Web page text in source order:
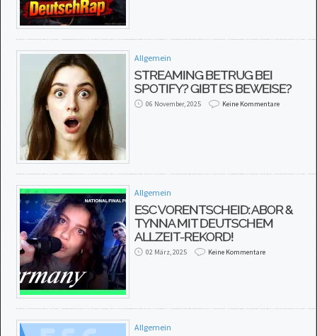
Allgemein
STREAMING BETRUG BEI
SPOTIFY? GIBT ES BEWEISE?
06 November, 2025 Keine Kommentare
Allgemein
ESC VORENTSCHEID: ABOR &
TYNNA MIT DEUTSCHEM
ALLZEIT-REKORD!
02 März, 2025 Keine Kommentare
Allgemein